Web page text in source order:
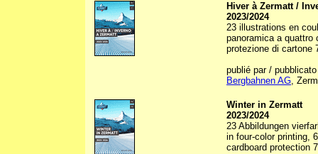
Hiver à Zermatt /
2023/2024
23 illustrations en
panoramica a
protezione di cartone
publié par /
Bergbahnen AG,
Winter in Zermatt
2023/2024
23 Abbildungen
in four-color printing,
cardboard protection